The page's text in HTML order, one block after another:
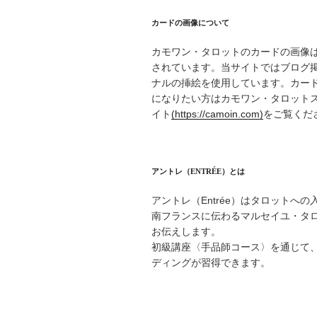
シ
ョ
ン
カードの画像について
カモワン・タロットのカードの画像
されています。当サイトではブログ
ナルの挿絵を使用しています。カー
になりたい方はカモワン・タロット
イト(https://camoin.com)をご覧くだ
アントレ（ENTRÉE）とは
アントレ（Entrée）はタロットへの
南フランスに伝わるマルセイユ・タ
お伝えします。
初級講座〈手品師コース〉を通じて
ディングが習得できます。